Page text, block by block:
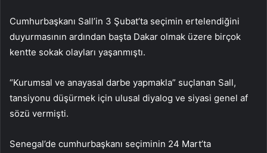
Cumhurbaşkanı Sall’in 3 Şubat’ta seçimin ertelendiğini
duyurmasının ardından başta Dakar olmak üzere birçok
kentte sokak olayları yaşanmıştı.
“Kurumsal ve anayasal darbe yapmakla” suçlanan Sall,
tansiyonu düşürmek için ulusal diyalog ve siyasi genel af
sözü vermişti.
Senegal’de cumhurbaşkanı seçiminin 24 Mart’ta